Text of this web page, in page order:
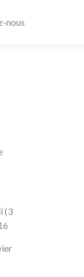
nous
(3